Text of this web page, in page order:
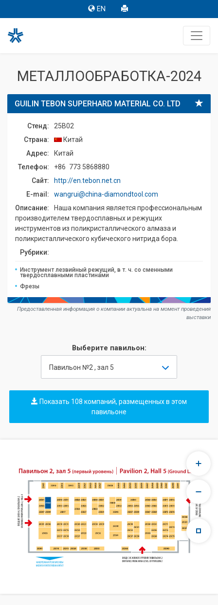
EN
МЕТАЛЛООБРАБОТКА-2024
GUILIN TEBON SUPERHARD MATERIAL CO. LTD
Стенд:
25B02
Страна:
Китай
Адрес:
Китай
Телефон:
+86 773 5868880
Сайт:
http://en.tebon.net.cn
E-mail:
wangrui@china-diamondtool.com
Описание:
Наша компания является профессиональным
производителем твердосплавных и режущих
инструментов из поликристаллического алмаза и
поликристаллического кубического нитрида бора.
Рубрики:
Инструмент лезвийный режущий, в т. ч. со сменными
твердосплавными пластинами
Фрезы
Предоставленная информация о компании актуальна на момент проведения
выставки
Выберите павильон:
Павильон №2 , зал 5
Показать 108 компаний, размещенных в этом
павильоне